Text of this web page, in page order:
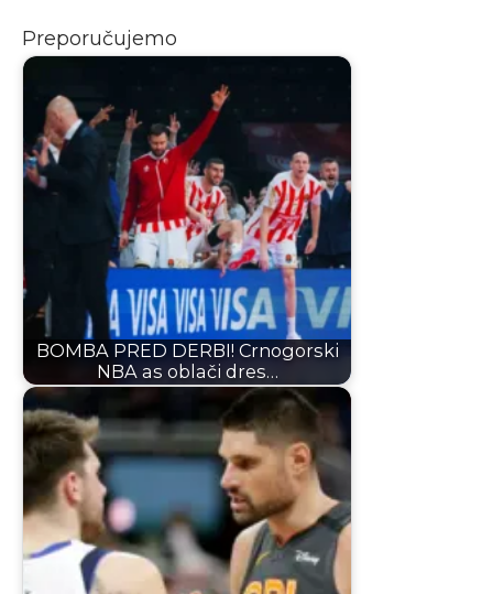
Preporučujemo
BOMBA PRED DERBI! Crnogorski
NBA as oblači dres…